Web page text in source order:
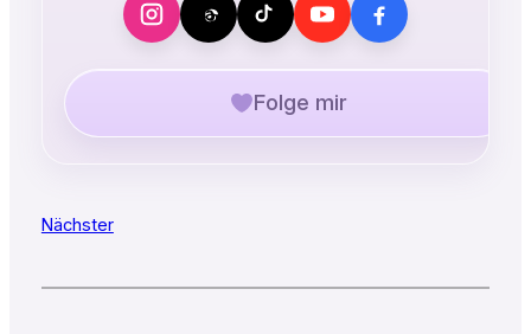
Folge mir
Nächster